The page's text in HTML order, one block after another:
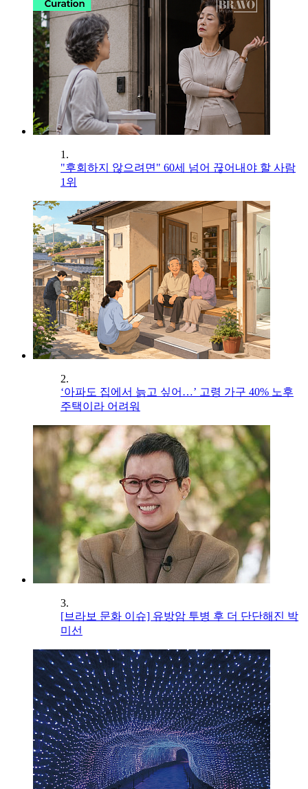
1.
"후회하지 않으려면" 60세 넘어 끊어내야 할 사람
1위
2.
‘아파도 집에서 늙고 싶어…’ 고령 가구 40% 노후
주택이라 어려워
3.
[브라보 문화 이슈] 유방암 투병 후 더 단단해진 박
미선